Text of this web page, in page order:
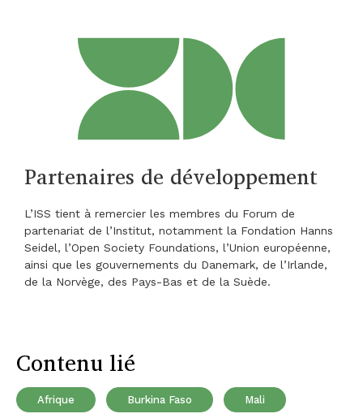
Partenaires de développement
L’ISS tient à remercier les membres du Forum de
partenariat de l’Institut, notamment la Fondation Hanns
Seidel, l’Open Society Foundations, l’Union européenne,
ainsi que les gouvernements du Danemark, de l’Irlande,
de la Norvège, des Pays-Bas et de la Suède.
Contenu lié
Afrique Burkina Faso Mali